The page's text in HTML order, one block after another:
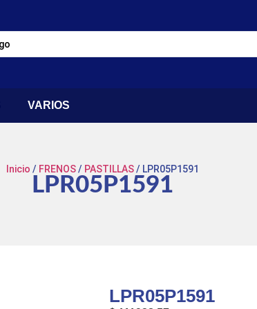
VARIOS
Inicio / FRENOS/ PASTILLAS/ LPR05P1591
LPR05P1591
LPR05P1591